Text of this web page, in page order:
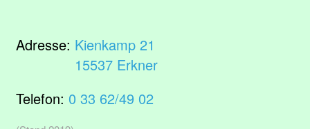
Adresse: Kienkamp 21
15537 Erkner
Telefon: 0 33 62/49 02